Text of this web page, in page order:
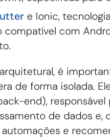
e Ionic,
compatível com
é
de forma isolada.
end),
de dados e,
automações e